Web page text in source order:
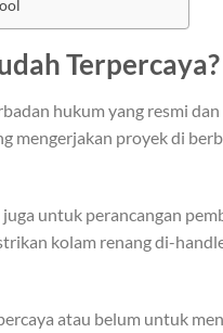
Terpercaya?
hukum yang resmi
mengerjakan proyek di
untuk perancangan
kolam renang di-
atau belum untuk